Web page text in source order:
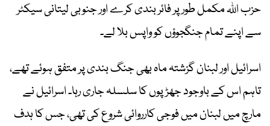
حزب اللہ مکمل طور پر فائر بندی کرے اور جنوبی لیتانی سیکٹر
سے اپنے تمام جنگجوؤں کو واپس بلا لے۔
اسرائیل اور لبنان گزشتہ ماہ بھی جنگ بندی پر متفق ہوئے تھے،
تاہم اس کے باوجود جھڑپوں کا سلسلہ جاری رہا۔ اسرائیل نے
مارچ میں لبنان میں فوجی کارروائی شروع کی تھی، جس کا ہدف